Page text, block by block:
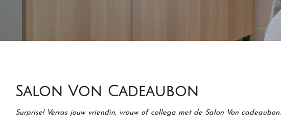
Salon Von Cadeaubon
Surprise! Verras jouw vriendin, vrouw of collega met de Salon Von cadeaubon.